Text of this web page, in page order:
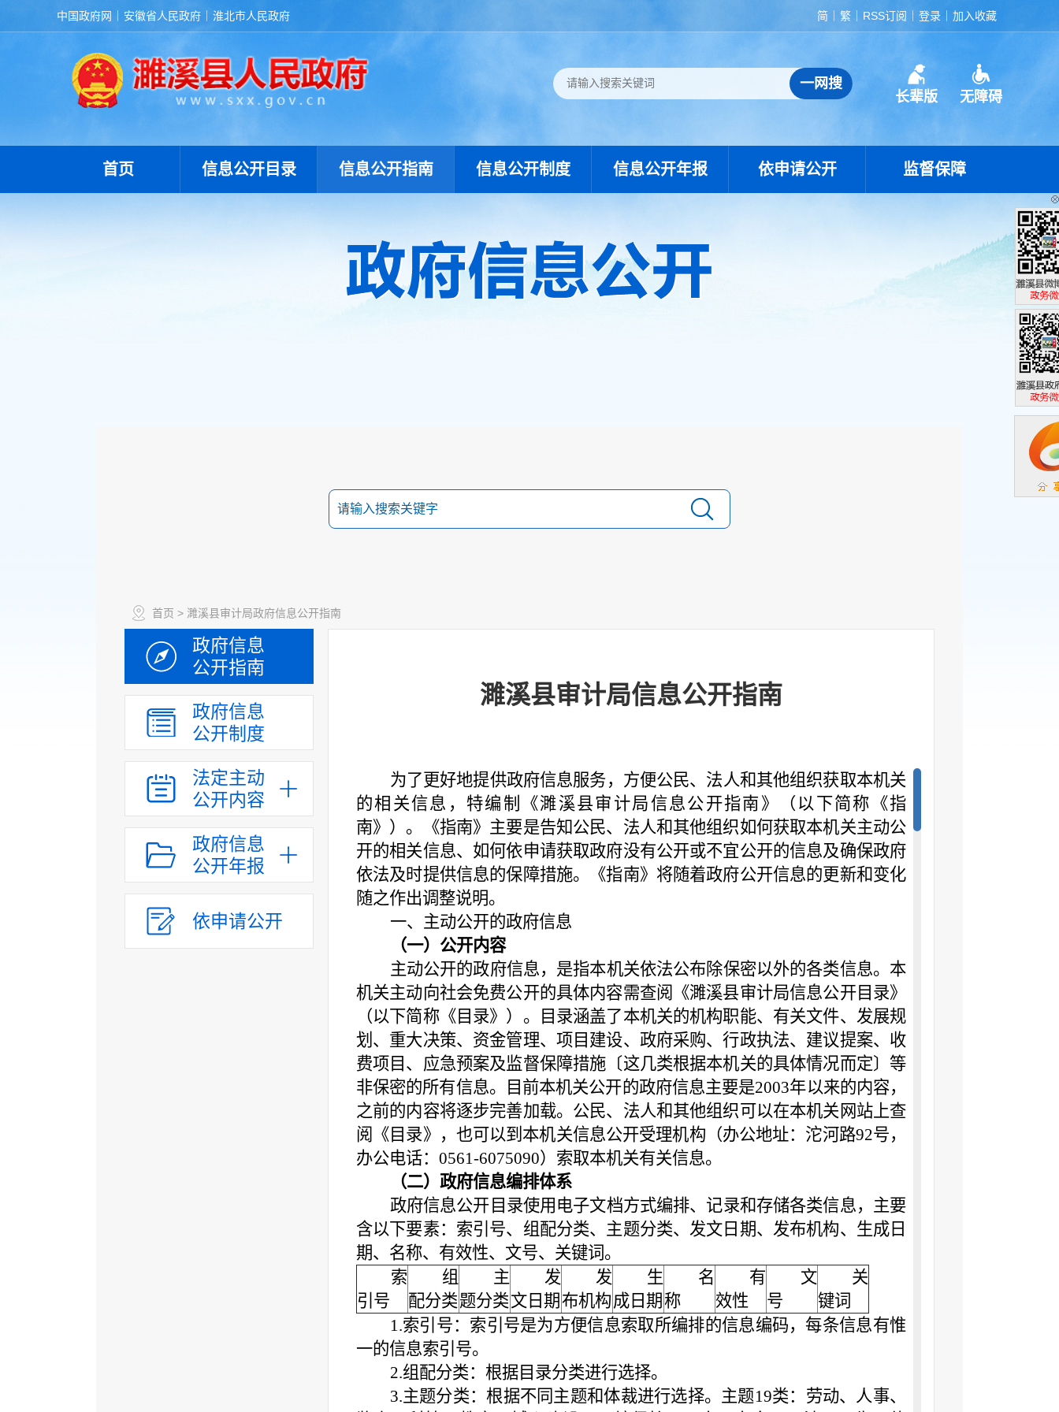
中国政府网 安徽省人民政府 淮北市人民政府 简 繁 RSS订阅 登录 加入收藏
长辈版 无障碍
首页 信息公开目录 信息公开指南 信息公开制度 信息公开年报 依申请公开 监督保障
首页 > 濉溪县审计局政府信息公开指南
政府信息
公开指南
政府信息
公开制度
法定主动
公开内容
政府信息
公开年报
依申请公开
濉溪县审计局信息公开指南
为了更好地提供政府信息服务，方便公民、法人和其他组织获取本机关
的相关信息，特编制《濉溪县审计局信息公开指南》（以下简称《指
南》）。《指南》主要是告知公民、法人和其他组织如何获取本机关主动公
开的相关信息、如何依申请获取政府没有公开或不宜公开的信息及确保政府
依法及时提供信息的保障措施。《指南》将随着政府公开信息的更新和变化
随之作出调整说明。
一、主动公开的政府信息
（一）公开内容
主动公开的政府信息，是指本机关依法公布除保密以外的各类信息。本
机关主动向社会免费公开的具体内容需查阅《濉溪县审计局信息公开目录》
（以下简称《目录》）。目录涵盖了本机关的机构职能、有关文件、发展规
划、重大决策、资金管理、项目建设、政府采购、行政执法、建议提案、收
费项目、应急预案及监督保障措施〔这几类根据本机关的具体情况而定〕等
非保密的所有信息。目前本机关公开的政府信息主要是2003年以来的内容，
之前的内容将逐步完善加载。公民、法人和其他组织可以在本机关网站上查
阅《目录》，也可以到本机关信息公开受理机构（办公地址：沱河路92号，
办公电话：0561-6075090）索取本机关有关信息。
（二）政府信息编排体系
政府信息公开目录使用电子文档方式编排、记录和存储各类信息，主要
含以下要素：索引号、组配分类、主题分类、发文日期、发布机构、生成日
期、名称、有效性、文号、关键词。
索
引号
组
配分类
主
题分类
发
文日期
发
布机构
生
成日期
名
称
有
效性
文
号
关
键词
1.索引号：索引号是为方便信息索取所编排的信息编码，每条信息有惟
一的信息索引号。
2.组配分类：根据目录分类进行选择。
3.主题分类：根据不同主题和体裁进行选择。主题19类：劳动、人事、
濉溪县政
政务微博
濉溪县政
政务微信